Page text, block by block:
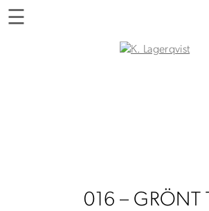
Skip
to☰
016 – GRÖNT